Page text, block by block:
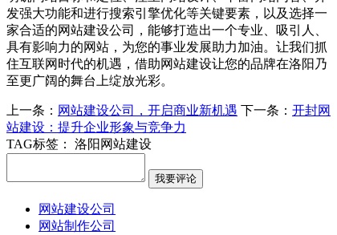
发强大功能和进行搜索引擎优化等关键要素，以及选择一
家合适的网站建设公司，能够打造出一个专业、吸引人、
具有影响力的网站，为您的事业发展助力加油。让我们抓
住互联网时代的机遇，借助网站建设让您的品牌在洛阳乃
至更广阔的舞台上绽放光彩。
上一条： 网站建设公司，开启商业新机遇 下一条： 开封网
站建设：提升企业形象与竞争力
TAG标签：
洛阳网站建设
网站建设公司
网站制作公司